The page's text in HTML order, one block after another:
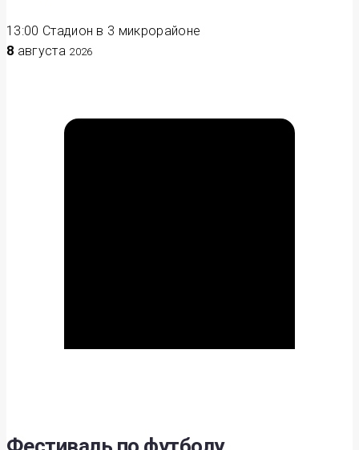
13:00 Стадион в 3 микрорайоне
8 августа 2026